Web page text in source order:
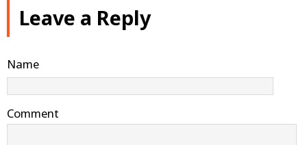
Leave a Reply
Name
Comment